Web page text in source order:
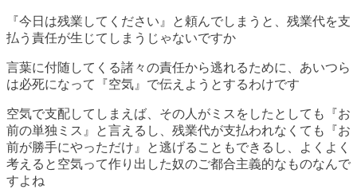
『今日は残業してください』と頼んでしまうと、残業代を支
払う責任が生じてしまうじゃないですか
言葉に付随してくる諸々の責任から逃れるために、あいつら
は必死になって『空気』で伝えようとするわけです
空気で支配してしまえば、その人がミスをしたとしても『お
前の単独ミス』と言えるし、残業代が支払われなくても『お
前が勝手にやっただけ』と逃げることもできるし、よくよく
考えると空気って作り出した奴のご都合主義的なものなんで
すよね